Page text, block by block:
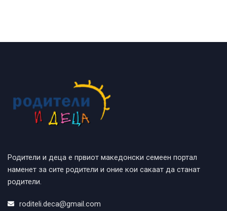
Родители и деца е првиот македонски семеен портал
наменет за сите родители и оние кои сакаат да станат
родители.
roditeli.deca@gmail.com